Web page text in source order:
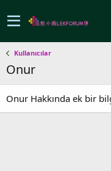
Kullanıcılar
Onur
Onur Hakkında ek bir